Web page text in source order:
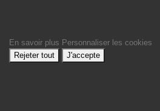
En savoir plus Personnaliser les cookies
Rejeter tout
J'accepte